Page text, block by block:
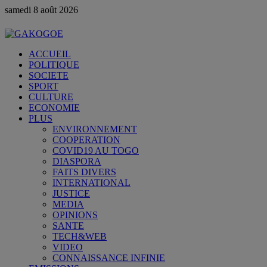
samedi 8 août 2026
ACCUEIL
POLITIQUE
SOCIETE
SPORT
CULTURE
ECONOMIE
PLUS
ENVIRONNEMENT
COOPERATION
COVID19 AU TOGO
DIASPORA
FAITS DIVERS
INTERNATIONAL
JUSTICE
MEDIA
OPINIONS
SANTE
TECH&WEB
VIDEO
CONNAISSANCE INFINIE